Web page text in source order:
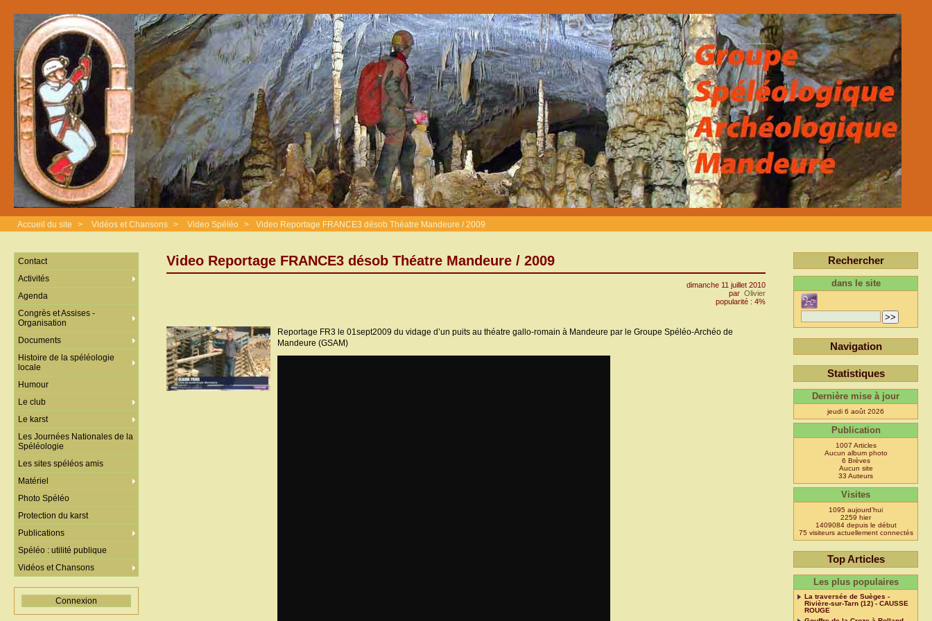
Accueil du site > Vidéos et Chansons > Video Spéléo > Video Reportage FRANCE3 désob Théatre Mandeure / 2009
Video Reportage FRANCE3 désob Théatre Mandeure / 2009
dimanche 11 juillet 2010
par Olivier
popularité : 4%
Reportage FR3 le 01sept2009 du vidage d’un puits au théatre gallo-romain à Mandeure par le Groupe Spéléo-Archéo de
Mandeure (GSAM)
Contact
Activités
Agenda
Congrès et Assises -
Organisation
Documents
Histoire de la spéléologie
locale
Humour
Le club
Le karst
Les Journées Nationales de la
Spéléologie
Les sites spéléos amis
Matériel
Photo Spéléo
Protection du karst
Publications
Spéléo : utilité publique
Vidéos et Chansons
Connexion
Rechercher
dans le site
Navigation
Statistiques
Dernière mise à jour
jeudi 6 août 2026
Publication
1007 Articles
Aucun album photo
6 Brèves
Aucun site
33 Auteurs
Visites
1095 aujourd’hui
2259 hier
1409084 depuis le début
75 visiteurs actuellement connectés
Top Articles
Les plus populaires
La traversée de Suèges -
Rivière-sur-Tarn (12) - CAUSSE
ROUGE